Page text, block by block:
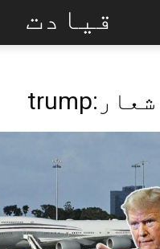
قیادت
trump